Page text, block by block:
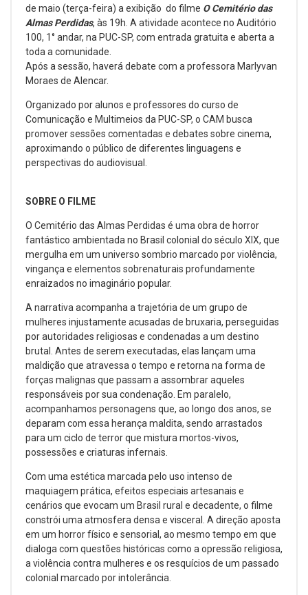
de maio (terça-feira) a exibição do filme O Cemitério das
Almas Perdidas, às 19h. A atividade acontece no Auditório
100, 1° andar, na PUC-SP, com entrada gratuita e aberta a
toda a comunidade.
Após a sessão, haverá debate com a professora Marlyvan
Moraes de Alencar.
Organizado por alunos e professores do curso de
Comunicação e Multimeios da PUC-SP, o CAM busca
promover sessões comentadas e debates sobre cinema,
aproximando o público de diferentes linguagens e
perspectivas do audiovisual.
SOBRE O FILME
O Cemitério das Almas Perdidas é uma obra de horror
fantástico ambientada no Brasil colonial do século XIX, que
mergulha em um universo sombrio marcado por violência,
vingança e elementos sobrenaturais profundamente
enraizados no imaginário popular.
A narrativa acompanha a trajetória de um grupo de
mulheres injustamente acusadas de bruxaria, perseguidas
por autoridades religiosas e condenadas a um destino
brutal. Antes de serem executadas, elas lançam uma
maldição que atravessa o tempo e retorna na forma de
forças malignas que passam a assombrar aqueles
responsáveis por sua condenação. Em paralelo,
acompanhamos personagens que, ao longo dos anos, se
deparam com essa herança maldita, sendo arrastados
para um ciclo de terror que mistura mortos-vivos,
possessões e criaturas infernais.
Com uma estética marcada pelo uso intenso de
maquiagem prática, efeitos especiais artesanais e
cenários que evocam um Brasil rural e decadente, o filme
constrói uma atmosfera densa e visceral. A direção aposta
em um horror físico e sensorial, ao mesmo tempo em que
dialoga com questões históricas como a opressão religiosa,
a violência contra mulheres e os resquícios de um passado
colonial marcado por intolerância.